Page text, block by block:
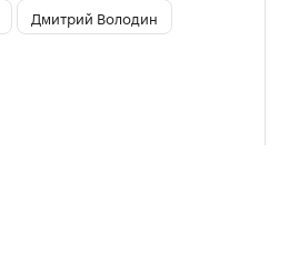
Дмитрий Володин